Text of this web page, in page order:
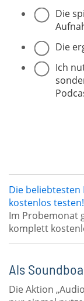
Die
Die
Ich
Die beliebtesten
kostenlos testen!
Im Probemonat
komplett
Als
Die Aktion